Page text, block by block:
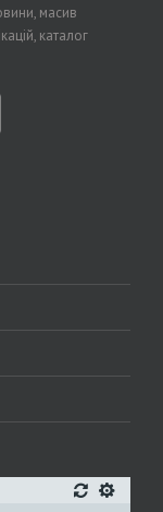
масив
каталог